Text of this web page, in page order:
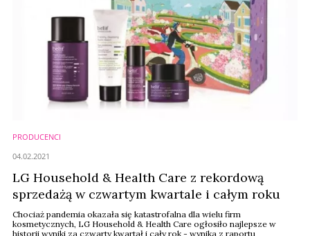
PRODUCENCI
LG Household & Health Care z rekordową
sprzedażą w czwartym kwartale i całym roku
Chociaż pandemia okazała się katastrofalna dla wielu firm
kosmetycznych, LG Household & Health Care ogłosiło najlepsze w
historii wyniki za czwarty kwartał i cały rok - wynika z raportu
04.02.2021